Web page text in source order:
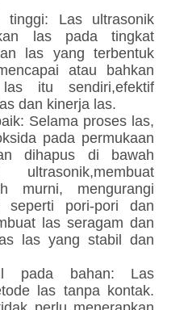
tinggi: Las ultrasonik
las pada tingkat
las yang terbentuk
atau bahkan
itu sendiri,efektif
dan kinerja las.
Selama proses las,
pada permukaan
dihapus di bawah
murni, mengurangi
seperti pori-pori dan
las seragam dan
las yang stabil dan
pada bahan: Las
las tanpa kontak.